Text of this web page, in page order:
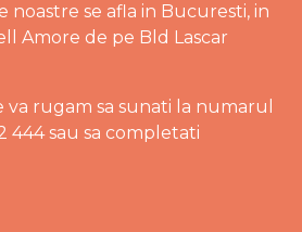
noastre se afla in Bucuresti, in
Amore de pe Bld Lascar
rugam sa sunati la numarul
444 sau sa completati